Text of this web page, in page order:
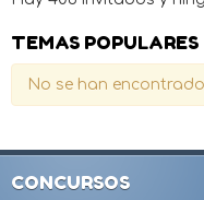
TEMAS POPULARES
No se han
CONCURSOS